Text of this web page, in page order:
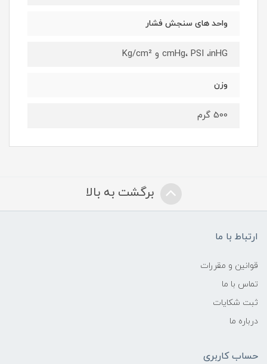
واحد های سنجش فشار
cmHg، PSI ،inHG و Kg/cm²
وزن
500 گرم
برگشت به بالا
ارتباط با ما
قوانین و مقررات
تماس با ما
ثبت شکایات
درباره ما
حساب کاربری